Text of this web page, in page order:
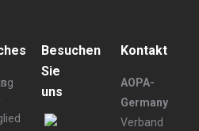
Besuchen
Sie
uns
Kontakt
AOPA-
Germany
Verband